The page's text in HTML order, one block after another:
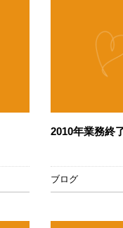
2010年業務終
ブログ